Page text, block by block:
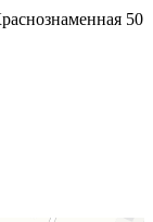
50